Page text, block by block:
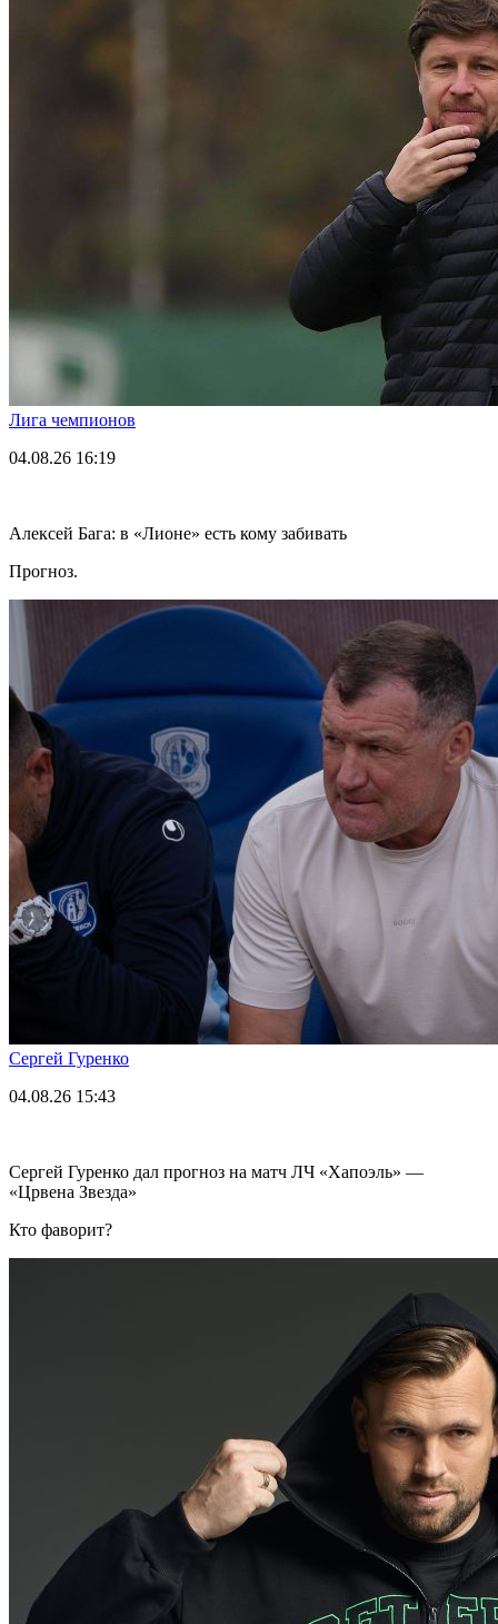
Лига чемпионов
04.08.26 16:19
Алексей Бага: в «Лионе» есть кому забивать
Прогноз.
Сергей Гуренко
04.08.26 15:43
Сергей Гуренко дал прогноз на матч ЛЧ «Хапоэль» —
«Црвена Звезда»
Кто фаворит?